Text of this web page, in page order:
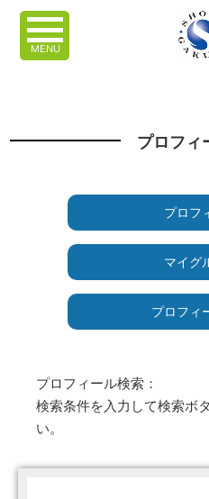
MENU
プロフィ
プロフ
マイグ
プロフィ
プロフィール検索：
検索条件を入力して検索ボ
い。